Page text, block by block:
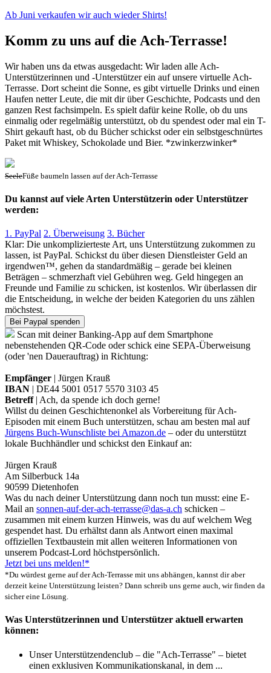
Ab Juni verkaufen wir auch wieder Shirts!
Komm zu uns auf die Ach-Terrasse!
Wir haben uns da etwas ausgedacht: Wir laden alle Ach-
Unterstützerinnen und -Unterstützer ein auf unsere virtuelle Ach-
Terrasse. Dort scheint die Sonne, es gibt virtuelle Drinks und einen
Haufen netter Leute, die mit dir über Geschichte, Podcasts und den
ganzen Rest fachsimpeln. Es spielt dafür keine Rolle, ob du uns
einmalig oder regelmäßig unterstützt, ob du spendest oder mal ein T-
Shirt gekauft hast, ob du Bücher schickst oder ein selbstgeschnürtes
Paket mit Whiskey, Schokolade und Bier. *zwinkerzwinker*
SeeleFüße baumeln lassen auf der Ach-Terrasse
Du kannst auf viele Arten Unterstützerin oder Unterstützer
werden:
1. PayPal 2. Überweisung 3. Bücher
Klar: Die unkomplizierteste Art, uns Unterstützung zukommen zu
lassen, ist PayPal. Schickst du über diesen Dienstleister Geld an
irgendwen™️, gehen da standardmäßig – gerade bei kleinen
Beträgen – schmerzhaft viel Gebühren weg. Geld hingegen an
Freunde und Familie zu schicken, ist kostenlos. Wir überlassen dir
die Entscheidung, in welche der beiden Kategorien du uns zählen
möchstest.
Bei Paypal spenden
Scan mit deiner Banking-App auf dem Smartphone
nebenstehenden QR-Code oder schick eine SEPA-Überweisung
(oder 'nen Dauerauftrag) in Richtung:
Empfänger | Jürgen Krauß
IBAN | DE44 5001 0517 5570 3103 45
Betreff| Ach, da spende ich doch gerne!
Willst du deinen Geschichtenonkel als Vorbereitung für Ach-
Episoden mit einem Buch unterstützen, schau am besten mal auf
Jürgens Buch-Wunschliste bei Amazon.de – oder du unterstützt
lokale Buchhändler und schickst den Einkauf an:
Jürgen Krauß
Am Silberbuck 14a
90599 Dietenhofen
Was du nach deiner Unterstützung dann noch tun musst: eine E-
Mail an sonnen-auf-der-ach-terrasse@das-a.ch schicken –
zusammen mit einem kurzen Hinweis, was du auf welchem Weg
gespendet hast. Du erhältst dann als Antwort einen maximal
offiziellen Textbaustein mit allen weiteren Informationen von
unserem Podcast-Lord höchstpersönlich.
Jetzt bei uns melden!*
*Du würdest gerne auf der Ach-Terrasse mit uns abhängen, kannst dir aber
derzeit keine Unterstützung leisten? Dann schreib uns gerne auch, wir finden da
sicher eine Lösung.
Was Unterstützerinnen und Unterstützer aktuell erwarten
können:
Unser Unterstützendenclub – die "Ach-Terrasse" – bietet
einen exklusiven Kommunikationskanal, in dem ...